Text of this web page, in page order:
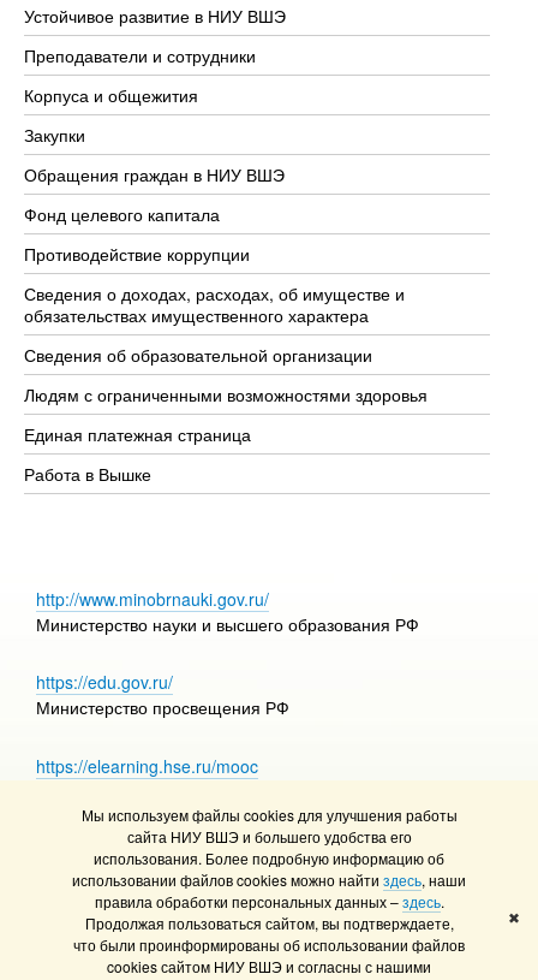
Мы используем файлы cookies для улучшения работы
сайта НИУ ВШЭ и большего удобства его
использования. Более подробную информацию об
использовании файлов cookies можно найти здесь, наши
правила обработки персональных данных –здесь.
Продолжая пользоваться сайтом, вы подтверждаете,
что были проинформированы об использовании файлов
cookies сайтом НИУ ВШЭ и согласны с нашими
✖
Устойчивое развитие в НИУ ВШЭ
Преподаватели и сотрудники
Корпуса и общежития
Закупки
Обращения граждан в НИУ ВШЭ
Фонд целевого капитала
Противодействие коррупции
Сведения о доходах, расходах, об имуществе и
обязательствах имущественного характера
Сведения об образовательной организации
Людям с ограниченными возможностями здоровья
Единая платежная страница
Работа в Вышке
http://www.minobrnauki.gov.ru/
Министерство науки и высшего образования РФ
https://edu.gov.ru/
Министерство просвещения РФ
https://elearning.hse.ru/mooc
© НИУ ВШЭ 1993–2026
Адреса и контакты
Условия использования материалов
Политика конфиденциальности